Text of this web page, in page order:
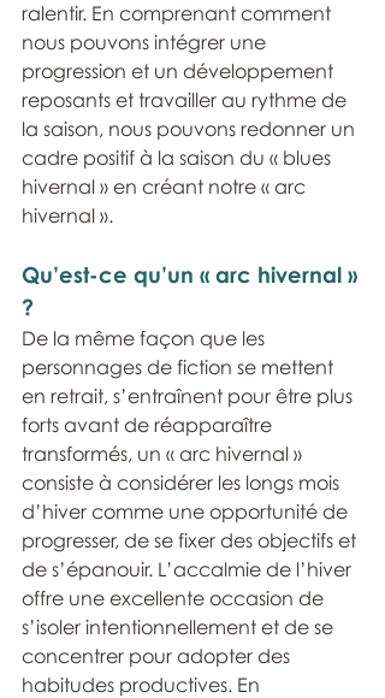
ralentir. En comprenant comment
nous pouvons intégrer une
progression et un développement
reposants et travailler au rythme de
la saison, nous pouvons redonner un
cadre positif à la saison du « blues
hivernal » en créant notre « arc
hivernal ».
Qu’est-ce qu’un « arc hivernal »
?
De la même façon que les
personnages de fiction se mettent
en retrait, s’entraînent pour être plus
forts avant de réapparaître
transformés, un « arc hivernal »
consiste à considérer les longs mois
d’hiver comme une opportunité de
progresser, de se fixer des objectifs et
de s’épanouir. L’accalmie de l’hiver
offre une excellente occasion de
s’isoler intentionnellement et de se
concentrer pour adopter des
habitudes productives. En